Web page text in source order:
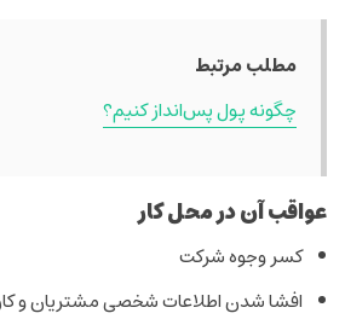
مطلب مرتبط
چگونه پول پس‌انداز کنیم؟
عواقب آن در محل کار
کسر وجوه شرکت
افشا شدن اطلاعات شخصی مشتریان و